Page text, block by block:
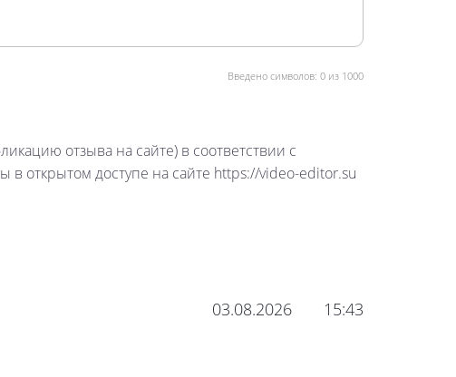
03.08.2026
15:43
Введено символов: 0 из 1000
отзыва на сайте) в соответствии с
в открытом доступе на сайте https://video-editor.su